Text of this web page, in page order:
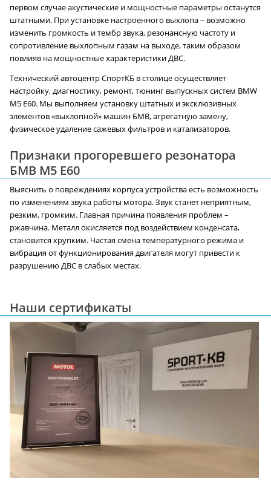
первом случае акустические и мощностные параметры останутся
штатными. При установке настроенного выхлопа – возможно
изменить громкость и тембр звука, резонансную частоту и
сопротивление выхлопным газам на выходе, таким образом
повлияв на мощностные характеристики ДВС.
Технический автоцентр СпортКБ в столице осуществляет
настройку, диагностику, ремонт, тюнинг выпускных систем BMW
M5 E60. Мы выполняем установку штатных и эксклюзивных
элементов «выхлопной» машин БМВ, агрегатную замену,
физическое удаление сажевых фильтров и катализаторов.
Признаки прогоревшего резонатора
БМВ M5 E60
Выяснить о повреждениях корпуса устройства есть возможность
по изменениям звука работы мотора. Звук станет неприятным,
резким, громким. Главная причина появления проблем –
ржавчина. Металл окисляется под воздействием конденсата,
становится хрупким. Частая смена температурного режима и
вибрация от функционирования двигателя могут привести к
разрушению ДВС в слабых местах.
Наши сертификаты